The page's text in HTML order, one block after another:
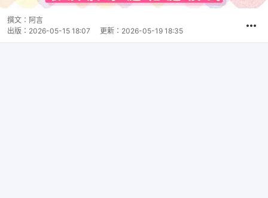
撰文： 阿言
出版： 2026-05-15 18:07 更新： 2026-05-19 18:35